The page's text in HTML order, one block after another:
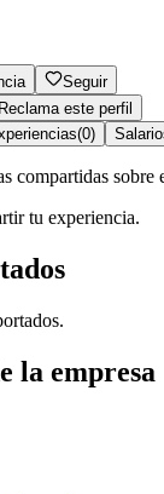
Seguir
este perfil
(0)
compartidas sobre
tu experiencia.
la empresa